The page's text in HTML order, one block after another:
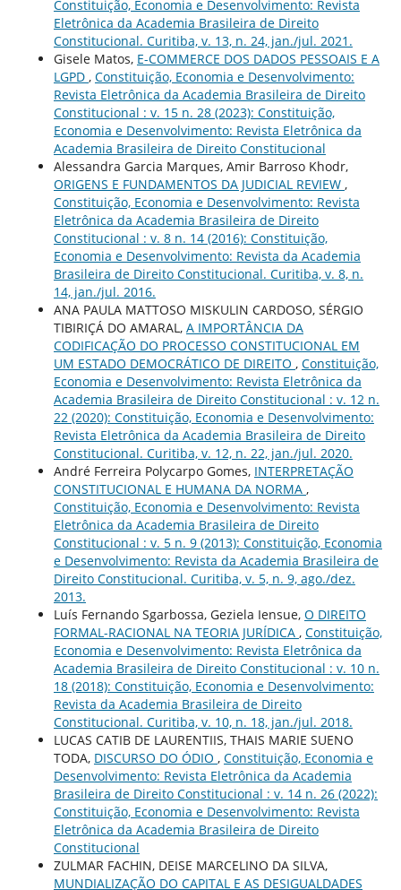
Constituição, Economia e Desenvolvimento: Revista
Eletrônica da Academia Brasileira de Direito
Constitucional. Curitiba, v. 13, n. 24, jan./jul. 2021.
Gisele Matos, E-COMMERCE DOS DADOS PESSOAIS E A
LGPD , Constituição, Economia e Desenvolvimento:
Revista Eletrônica da Academia Brasileira de Direito
Constitucional : v. 15 n. 28 (2023): Constituição,
Economia e Desenvolvimento: Revista Eletrônica da
Academia Brasileira de Direito Constitucional
Alessandra Garcia Marques, Amir Barroso Khodr,
ORIGENS E FUNDAMENTOS DA JUDICIAL REVIEW ,
Constituição, Economia e Desenvolvimento: Revista
Eletrônica da Academia Brasileira de Direito
Constitucional : v. 8 n. 14 (2016): Constituição,
Economia e Desenvolvimento: Revista da Academia
Brasileira de Direito Constitucional. Curitiba, v. 8, n.
14, jan./jul. 2016.
ANA PAULA MATTOSO MISKULIN CARDOSO, SÉRGIO
TIBIRIÇÁ DO AMARAL, A IMPORTÂNCIA DA
CODIFICAÇÃO DO PROCESSO CONSTITUCIONAL EM
UM ESTADO DEMOCRÁTICO DE DIREITO , Constituição,
Economia e Desenvolvimento: Revista Eletrônica da
Academia Brasileira de Direito Constitucional : v. 12 n.
22 (2020): Constituição, Economia e Desenvolvimento:
Revista Eletrônica da Academia Brasileira de Direito
Constitucional. Curitiba, v. 12, n. 22, jan./jul. 2020.
André Ferreira Polycarpo Gomes, INTERPRETAÇÃO
CONSTITUCIONAL E HUMANA DA NORMA ,
Constituição, Economia e Desenvolvimento: Revista
Eletrônica da Academia Brasileira de Direito
Constitucional : v. 5 n. 9 (2013): Constituição, Economia
e Desenvolvimento: Revista da Academia Brasileira de
Direito Constitucional. Curitiba, v. 5, n. 9, ago./dez.
2013.
Luís Fernando Sgarbossa, Geziela Iensue, O DIREITO
FORMAL-RACIONAL NA TEORIA JURÍDICA , Constituição,
Economia e Desenvolvimento: Revista Eletrônica da
Academia Brasileira de Direito Constitucional : v. 10 n.
18 (2018): Constituição, Economia e Desenvolvimento:
Revista da Academia Brasileira de Direito
Constitucional. Curitiba, v. 10, n. 18, jan./jul. 2018.
LUCAS CATIB DE LAURENTIIS, THAIS MARIE SUENO
TODA, DISCURSO DO ÓDIO , Constituição, Economia e
Desenvolvimento: Revista Eletrônica da Academia
Brasileira de Direito Constitucional : v. 14 n. 26 (2022):
Constituição, Economia e Desenvolvimento: Revista
Eletrônica da Academia Brasileira de Direito
Constitucional
ZULMAR FACHIN, DEISE MARCELINO DA SILVA,
MUNDIALIZAÇÃO DO CAPITAL E AS DESIGUALDADES